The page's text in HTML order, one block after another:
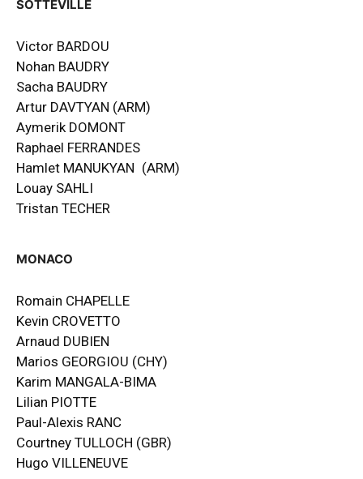
SOTTEVILLE
Victor BARDOU
Nohan BAUDRY
Sacha BAUDRY
Artur DAVTYAN (ARM)
Aymerik DOMONT
Raphael FERRANDES
Hamlet MANUKYAN (ARM)
Louay SAHLI
Tristan TECHER
MONACO
Romain CHAPELLE
Kevin CROVETTO
Arnaud DUBIEN
Marios GEORGIOU (CHY)
Karim MANGALA-BIMA
Lilian PIOTTE
Paul-Alexis RANC
Courtney TULLOCH (GBR)
Hugo VILLENEUVE